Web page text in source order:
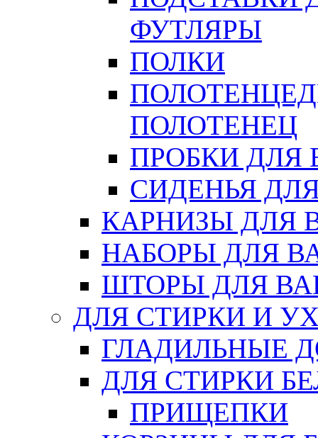
ФУТЛЯРЫ
ПОЛКИ
ПОЛОТЕНЕЦ
ПРОБКИ ДЛЯ
СИДЕНЬЯ
КАРНИЗЫ ДЛЯ
НАБОРЫ ДЛЯ
ШТОРЫ ДЛЯ
ДЛЯ СТИРКИ И
ГЛАДИЛЬНЫЕ
ДЛЯ СТИРКИ
ПРИЩЕПКИ